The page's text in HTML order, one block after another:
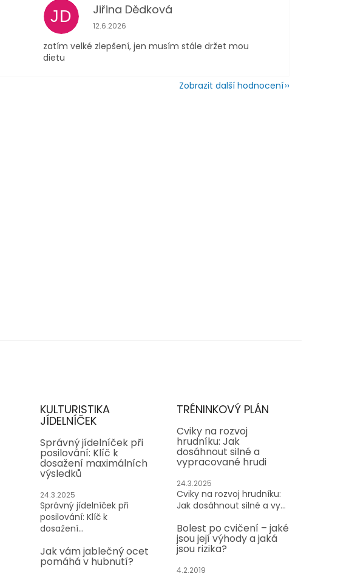
JD Jiřina Dědková
Hodnocení obchodu je 4 z 5 hvězdiček.
12.6.2026
zatím velké zlepšení, jen musím stále držet mou
dietu
Zobrazit další hodnocení
KULTURISTIKA
JÍDELNÍČEK
Správný jídelníček při
posilování: Klíč k
dosažení maximálních
výsledků
24.3.2025
Správný jídelníček při
posilování: Klíč k
dosažení...
Jak vám jablečný ocet
pomáhá v hubnutí?
TRÉNINKOVÝ PLÁN
Cviky na rozvoj
hrudníku: Jak
dosáhnout silné a
vypracované hrudi
24.3.2025
Cviky na rozvoj hrudníku:
Jak dosáhnout silné a vy...
Bolest po cvičení – jaké
jsou její výhody a jaká
jsou rizika?
4.2.2019